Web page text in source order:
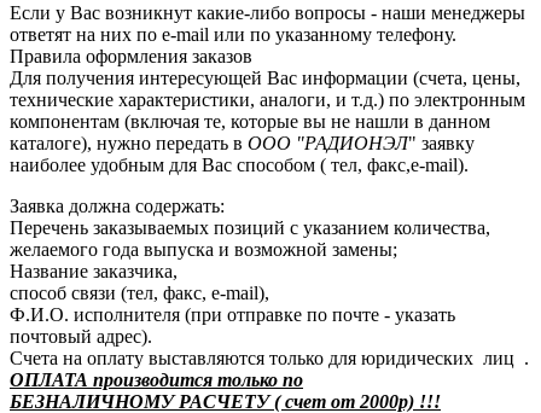
Если у Вас возникнут какие-либо вопросы - наши менеджеры
ответят на них по e-mail или по указанному телефону.
Правила оформления заказов
Для получения интересующей Вас информации (счета, цены,
технические характеристики, аналоги, и т.д.) по электронным
компонентам (включая те, которые вы не нашли в данном
каталоге), нужно передать в ООО "РАДИОНЭЛ" заявку
наиболее удобным для Вас способом ( тел, факс,e-mail).
Заявка должна содержать:
Перечень заказываемых позиций с указанием количества,
желаемого года выпуска и возможной замены;
Название заказчика,
способ связи (тел, факс, e-mail),
Ф.И.О. исполнителя (при отправке по почте - указать
почтовый адрес).
Счета на оплату выставляются только для юридических лиц .
ОПЛАТА производится только по
БЕЗНАЛИЧНОМУ РАСЧЕТУ ( счет от 2000р) !!!